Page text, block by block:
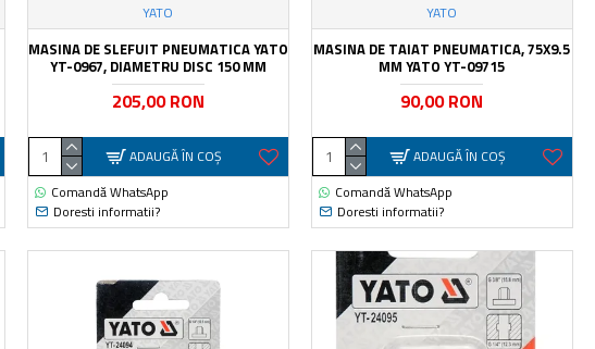
YATO
MASINA DE SLEFUIT PNEUMATICA YATO
YT-0967, DIAMETRU DISC 150 MM
205,00 RON
ADAUGĂ ÎN COŞ
Comandă WhatsApp
Doresti informatii?
YATO
MASINA DE TAIAT PNEUMATICA, 75X9.5
MM YATO YT-09715
90,00 RON
ADAUGĂ ÎN COŞ
Comandă WhatsApp
Doresti informatii?